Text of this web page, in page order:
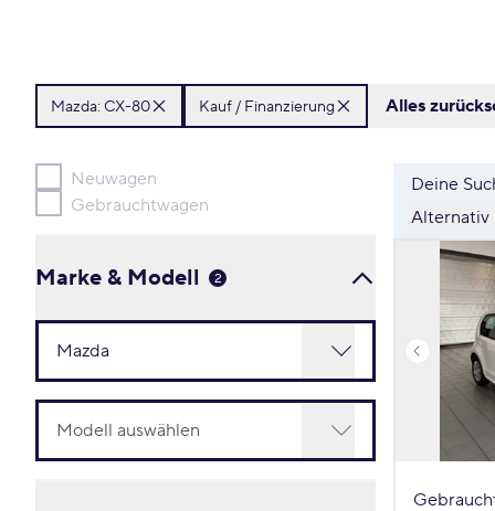
Mazda: CX-80 Kauf / Finanzierung Alles
Neuwagen
Gebrauchtwagen
Marke & Modell 2
Deine
Alternativ